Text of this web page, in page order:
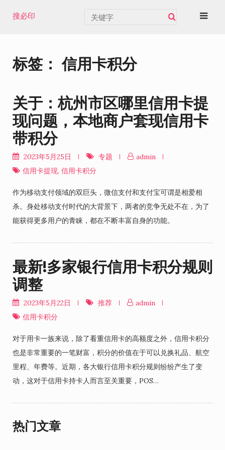
搜必印
标签：信用卡积分
关于：杭州市区哪里信用卡提
现问题，本地商户套现信用卡
带积分
2023年5月25日 专题
admin
信用卡提现, 信用卡积分
作为移动支付领域的双巨头，微信支付和支付宝可谓是相爱相
杀。身处移动支付时代的大背景下，两者的竞争无处不在，为了
能获得更多用户的青睐，都在不断丰富自身的功能。
最新!多家银行信用卡积分规则
调整
2023年5月22日 推荐
admin
信用卡积分
对于用卡一族来说，除了看重信用卡的高额度之外，信用卡积分
也是非常重要的一笔财富，积分的价值在于可以兑换礼品、航空
里程、年费等。近期，各大银行信用卡积分规则纷纷产生了变
动，这对于信用卡持卡人而言至关重要，POS…
热门文章